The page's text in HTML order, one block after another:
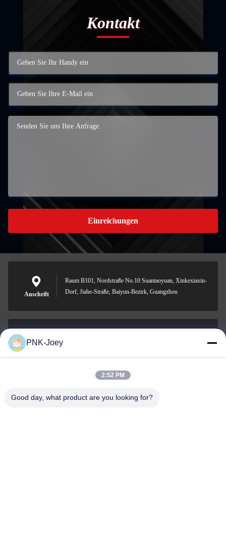
Kontakt
Einreichungen
Anschrift
Raum B101, Nordstraße No.10 Suantaoyuan, Xinkexiaxin-
Dorf, Jiahe-Straße, Baiyun-Bezirk, Guangzhou
E-Mail-Adresse
008613580404923
PNK-Joey
2:52 PM
Good day, what product are you looking for?